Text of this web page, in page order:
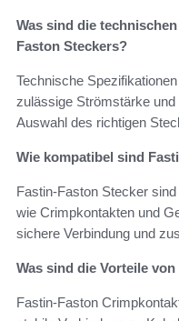
Was sind die
Faston Steckers?
Technische
zulässige Strömstärke und
Auswahl des richtigen
Wie kompatibel sind
Fastin-Faston Stecker
wie Crimpkontakten und
sichere Verbindung und
Was sind die Vorteile
Fastin-Faston